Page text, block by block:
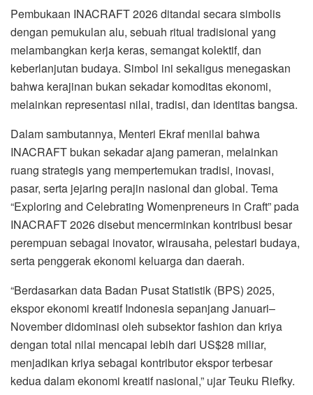
Pembukaan INACRAFT 2026 ditandai secara simbolis
dengan pemukulan alu, sebuah ritual tradisional yang
melambangkan kerja keras, semangat kolektif, dan
keberlanjutan budaya. Simbol ini sekaligus menegaskan
bahwa kerajinan bukan sekadar komoditas ekonomi,
melainkan representasi nilai, tradisi, dan identitas bangsa.
Dalam sambutannya, Menteri Ekraf menilai bahwa
INACRAFT bukan sekadar ajang pameran, melainkan
ruang strategis yang mempertemukan tradisi, inovasi,
pasar, serta jejaring perajin nasional dan global. Tema
“Exploring and Celebrating Womenpreneurs in Craft” pada
INACRAFT 2026 disebut mencerminkan kontribusi besar
perempuan sebagai inovator, wirausaha, pelestari budaya,
serta penggerak ekonomi keluarga dan daerah.
“Berdasarkan data Badan Pusat Statistik (BPS) 2025,
ekspor ekonomi kreatif Indonesia sepanjang Januari–
November didominasi oleh subsektor fashion dan kriya
dengan total nilai mencapai lebih dari US$28 miliar,
menjadikan kriya sebagai kontributor ekspor terbesar
kedua dalam ekonomi kreatif nasional,” ujar Teuku Riefky.